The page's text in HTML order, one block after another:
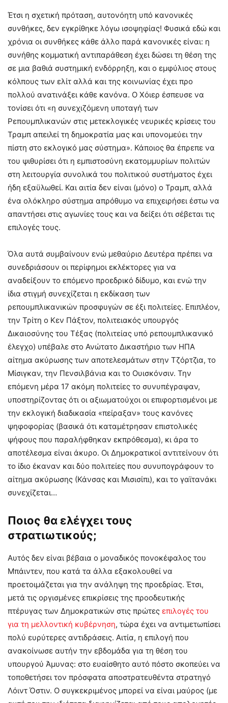
Έτσι η σχετική πρόταση, αυτονόητη υπό κανονικές
συνθήκες, δεν εγκρίθηκε λόγω ισοψηφίας! Φυσικά εδώ και
χρόνια οι συνθήκες κάθε άλλο παρά κανονικές είναι: η
συνήθης κομματική αντιπαράθεση έχει δώσει τη θέση της
σε μια βαθιά συστημική ενδόρρηξη, και ο εμφύλιος στους
κόλπους των ελίτ αλλά και της κοινωνίας έχει προ
πολλού ανατινάξει κάθε κανόνα. Ο Χόιερ έσπευσε να
τονίσει ότι «η συνεχιζόμενη υποταγή των
Ρεπουμπλικανών στις μετεκλογικές νευρικές κρίσεις του
Τραμπ απειλεί τη δημοκρατία μας και υπονομεύει την
πίστη στο εκλογικό μας σύστημα». Κάποιος θα έπρεπε να
του ψιθυρίσει ότι η εμπιστοσύνη εκατομμυρίων πολιτών
στη λειτουργία συνολικά του πολιτικού συστήματος έχει
ήδη εξαϋλωθεί. Και αιτία δεν είναι (μόνο) ο Τραμπ, αλλά
ένα ολόκληρο σύστημα απρόθυμο να επιχειρήσει έστω να
απαντήσει στις αγωνίες τους και να δείξει ότι σέβεται τις
επιλογές τους.
Όλα αυτά συμβαίνουν ενώ μεθαύριο Δευτέρα πρέπει να
συνεδριάσουν οι περίφημοι εκλέκτορες για να
αναδείξουν το επόμενο προεδρικό δίδυμο, και ενώ την
ίδια στιγμή συνεχίζεται η εκδίκαση των
ρεπουμπλικανικών προσφυγών σε έξι πολιτείες. Επιπλέον,
την Τρίτη ο Κεν Πάξτον, πολιτειακός υπουργός
Δικαιοσύνης του Τέξας (πολιτείας υπό ρεπουμπλικανικό
έλεγχο) υπέβαλε στο Ανώτατο Δικαστήριο των ΗΠΑ
αίτημα ακύρωσης των αποτελεσμάτων στην Τζόρτζια, το
Μίσιγκαν, την Πενσιλβάνια και το Ουισκόνσιν. Την
επόμενη μέρα 17 ακόμη πολιτείες το συνυπέγραψαν,
υποστηρίζοντας ότι οι αξιωματούχοι οι επιφορτισμένοι με
την εκλογική διαδικασία «πείραξαν» τους κανόνες
ψηφοφορίας (βασικά ότι καταμέτρησαν επιστολικές
ψήφους που παραλήφθηκαν εκπρόθεσμα), κι άρα το
αποτέλεσμα είναι άκυρο. Οι Δημοκρατικοί αντιτείνουν ότι
το ίδιο έκαναν και δύο πολιτείες που συνυπογράφουν το
αίτημα ακύρωσης (Κάνσας και Μισισίπι), και το γαϊτανάκι
συνεχίζεται…
Ποιος θα ελέγχει τους
στρατιωτικούς;
Αυτός δεν είναι βέβαια ο μοναδικός πονοκέφαλος του
Μπάιντεν, που κατά τα άλλα εξακολουθεί να
προετοιμάζεται για την ανάληψη της προεδρίας. Έτσι,
μετά τις οργισμένες επικρίσεις της προοδευτικής
πτέρυγας των Δημοκρατικών στις πρώτες επιλογές του
για τη μελλοντική κυβέρνηση, τώρα έχει να αντιμετωπίσει
πολύ ευρύτερες αντιδράσεις. Αιτία, η επιλογή που
ανακοίνωσε αυτήν την εβδομάδα για τη θέση του
υπουργού Άμυνας: στο ευαίσθητο αυτό πόστο σκοπεύει να
τοποθετήσει τον πρόσφατα αποστρατευθέντα στρατηγό
Λόιντ Όστιν. Ο συγκεκριμένος μπορεί να είναι μαύρος (με